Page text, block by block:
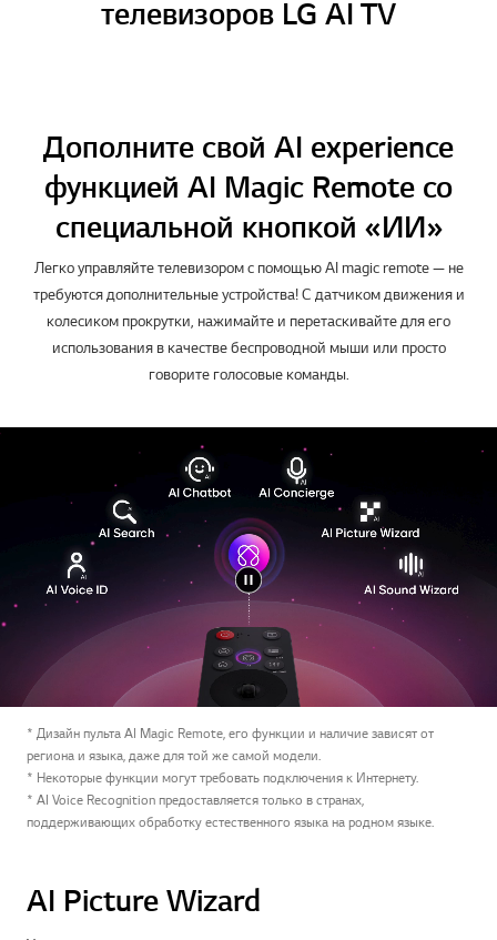
телевизоров LG AI TV
Дополните свой AI experience
функцией AI Magic Remote со
специальной кнопкой «ИИ»
Легко управляйте телевизором с помощью AI magic remote — не
требуются дополнительные устройства! С датчиком движения и
колесиком прокрутки, нажимайте и перетаскивайте для его
использования в качестве беспроводной мыши или просто
говорите голосовые команды.
* Дизайн пульта AI Magic Remote, его функции и наличие зависят от
региона и языка, даже для той же самой модели.
* Некоторые функции могут требовать подключения к Интернету.
* AI Voice Recognition предоставляется только в странах,
поддерживающих обработку естественного языка на родном языке.
AI Picture Wizard